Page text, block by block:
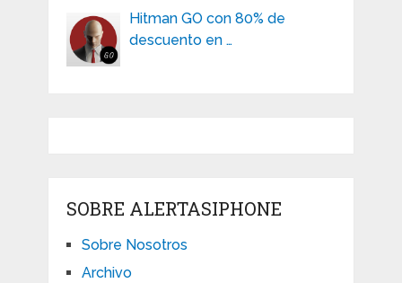
Hitman GO con 80% de
descuento en …
SOBRE ALERTASIPHONE
Sobre Nosotros
Archivo